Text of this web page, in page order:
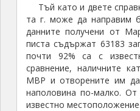
Тъй като и двете
та г. може да направим
данните получени от
писта съдържат 63183
почти 92% са с
сравнение, наличните
МВР и отворените им
наполовина по-малко.
известно местоположение.